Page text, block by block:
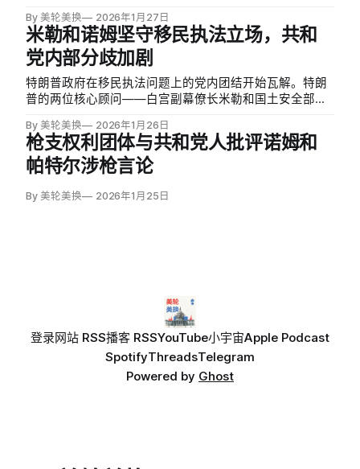
（Kristi Noem）陷入相互指责。
By 美轮美换 2026年1月27日
米勒和诺姆坚守移民执法立场，共和
党内部分歧加剧
特朗普政府在移民执法问题上的党内团结开始瓦解。特朗
普的两位核心顾问——白宫副幕僚长米勒和国土安全部长
态度强硬。佛蒙特州共和党州长菲尔·斯科特称周六的枪杀
可能构成「谋杀」。米勒和诺姆在两起致命枪击发生后数
小时内迅速将死者定性为恶人。
By 美轮美换 2026年1月26日
枪支权利团体与共和党人批评诺姆和
帕特尔涉枪言论
By 美轮美换 2026年1月25日
登录网站 RSS播客 RSSYouTube小宇宙Apple Podcast
SpotifyThreadsTelegram
Powered by Ghost